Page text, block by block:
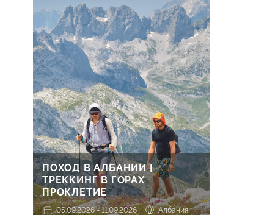
ПОХОД В АЛБАНИИ |
ТРЕККИНГ В ГОРАХ
ПРОКЛЕТИЕ
05.09.2026 - 11.09.2026
Албания